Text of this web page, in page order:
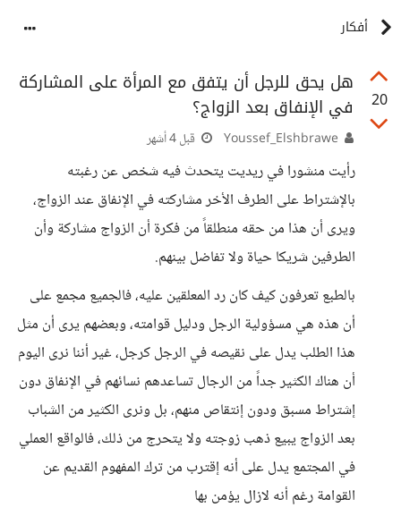
أفكار
20
هل يحق للرجل أن يتفق مع المرأة على المشاركة
في الإنفاق بعد الزواج؟
قبل 4 أشهر
رأيت منشورا في ريديت يتحدث فيه شخص عن رغبته
بالإشتراط على الطرف الأخر مشاركته في الإنفاق عند الزواج،
ويرى أن هذا من حقه منطلقاً من فكرة أن الزواج مشاركة وأن
الطرفين شريكا حياة ولا تفاضل بينهم.
بالطبع تعرفون كيف كان رد المعلقين عليه، فالجميع مجمع على
أن هذه هي مسؤولية الرجل ودليل قوامته، وبعضهم يرى أن مثل
هذا الطلب يدل على نقيصه في الرجل كرجل، غير أننا نرى اليوم
أن هناك الكثير جداً من الرجال تساعدهم نسائهم في الإنفاق دون
إشتراط مسبق ودون إنتقاص منهم، بل ونرى الكثير من الشباب
بعد الزواج يبيع ذهب زوجته ولا يتحرج من ذلك، فالواقع العملي
في المجتمع يدل على أنه إقترب من ترك المفهوم القديم عن
القوامة رغم أنه لازال يؤمن بها